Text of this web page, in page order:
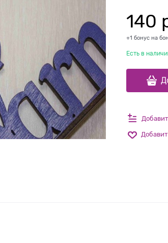
140
+1 бонус на
Есть в